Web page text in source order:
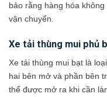
bảo rằng hàng hóa
vận chuyển.
Xe tải thùng mui phủ
Xe tải thùng mui bạt là
hai bên mở và phần bên
thể được mở ra khi cần